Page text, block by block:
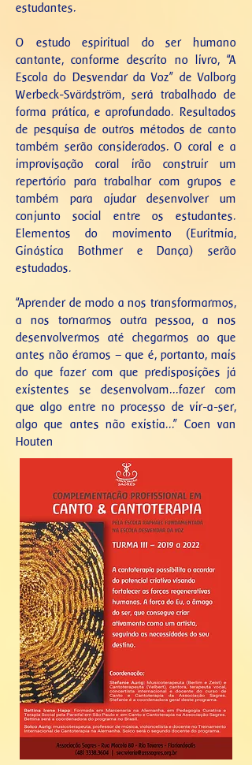
estudantes.
O estudo espiritual do ser humano
cantante, conforme descrito no livro, “A
Escola do Desvendar da Voz” de Valborg
Werbeck-Svärdström, será trabalhado de
forma prática, e aprofundado. Resultados
de pesquisa de outros métodos de canto
também serão considerados. O coral e a
improvisação coral irão construir um
repertório para trabalhar com grupos e
também para ajudar desenvolver um
conjunto social entre os estudantes.
Elementos do movimento (Euritmia,
Ginástica Bothmer e Dança) serão
estudados.
“Aprender de modo a nos transformarmos,
a nos tornarmos outra pessoa, a nos
desenvolvermos até chegarmos ao que
antes não éramos – que é, portanto, mais
do que fazer com que predisposições já
existentes se desenvolvam...fazer com
que algo entre no processo de vir-a-ser,
algo que antes não existia...” Coen van
Houten